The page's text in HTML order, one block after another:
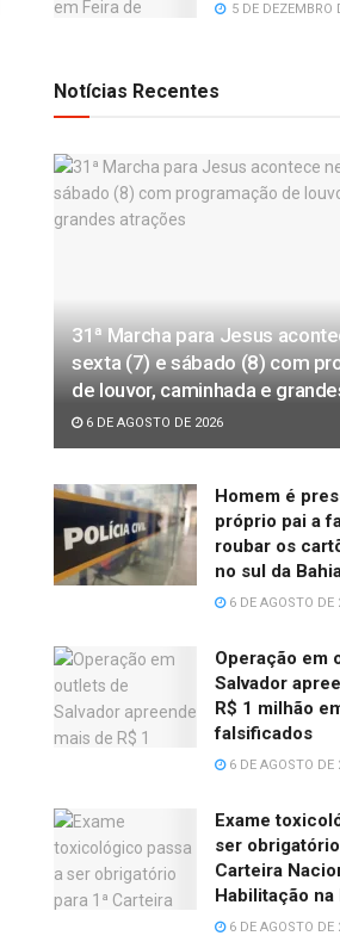
5 DE DEZEMBRO
Notícias Recentes
31ª Marcha para Jesus
sexta (7) e sábado (8) com
de louvor, caminhada e
6 DE AGOSTO DE 2026
Homem é
próprio pai a
roubar os
no sul da
6 DE AGOSTO DE
Operação em
Salvador
R$ 1 milhão
falsificados
6 DE AGOSTO DE
Exame
ser
Carteira
Habilitação na
6 DE AGOSTO DE